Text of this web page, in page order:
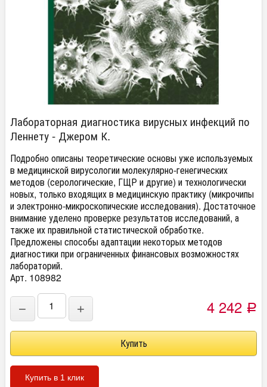
Лабораторная диагностика вирусных инфекций по
Леннету - Джером К.
Подробно описаны теоретические основы уже используемых
в медицинской вирусологии молекулярно-генегических
методов (серологические, ГЩР и другие) и технологически
новых, только входящих в медицинскую практику (микрочипы
и электронно-микроскопические исследования). Достаточное
внимание уделено проверке результатов исследований, а
также их правильной статистической обработке.
Предложены способы адаптации некоторых методов
диагностики при ограниченных финансовых возможностях
лабораторий.
Арт. 108982
− + 4 242 Р
Купить в 1 клик